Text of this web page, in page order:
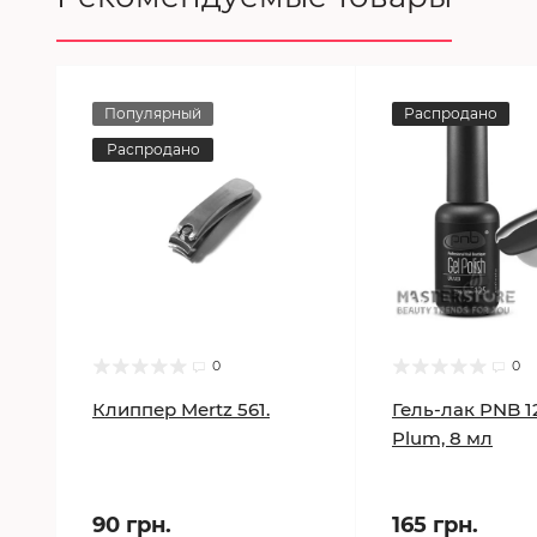
Популярный
Распродано
0
Клиппер Mertz 561.
90 грн.
Распродано
0
Гель-лак PNB
Plum, 8 мл
165 грн.